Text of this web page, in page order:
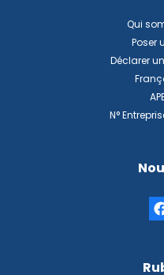
Qui
Poser
Déclarer
N°